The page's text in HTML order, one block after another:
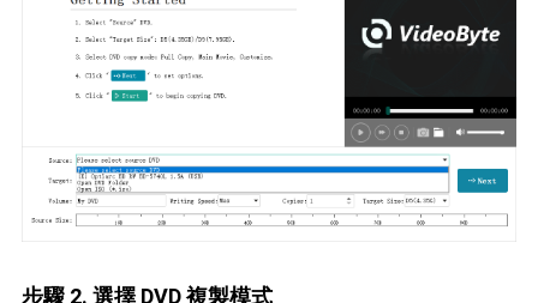
步驟 2. 選擇 DVD 複製模式